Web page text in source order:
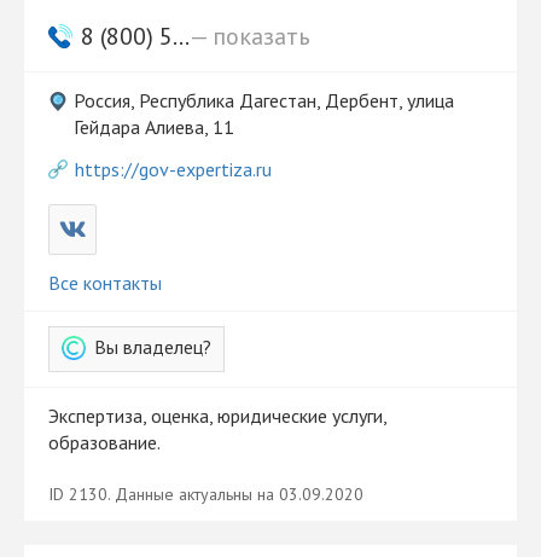
8 (800) 5...— показать
Россия, Республика Дагестан, Дербент, улица
Гейдара Алиева, 11
https://gov-expertiza.ru
Все контакты
Вы владелец?
Экспертиза, оценка, юридические услуги,
образование.
ID 2130. Данные актуальны на 03.09.2020